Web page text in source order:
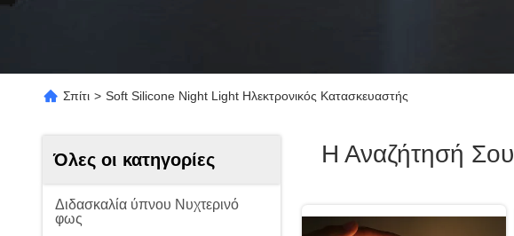
Σπίτι > Soft Silicone Night Light Ηλεκτρονικός Κατασκευαστής
Όλες οι κατηγορίες
Διδασκαλία ύπνου Νυχτερινό
φως
Η Αναζήτησή Σου